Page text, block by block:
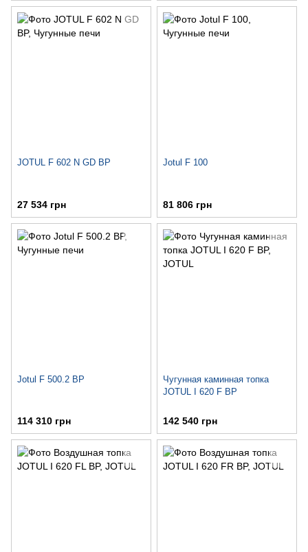
JOTUL F 602 N GD BP
27 534 грн
Jotul F 100
81 806 грн
Jotul F 500.2 BP
114 310 грн
Чугунная каминная топка
JOTUL I 620 F BP
142 540 грн